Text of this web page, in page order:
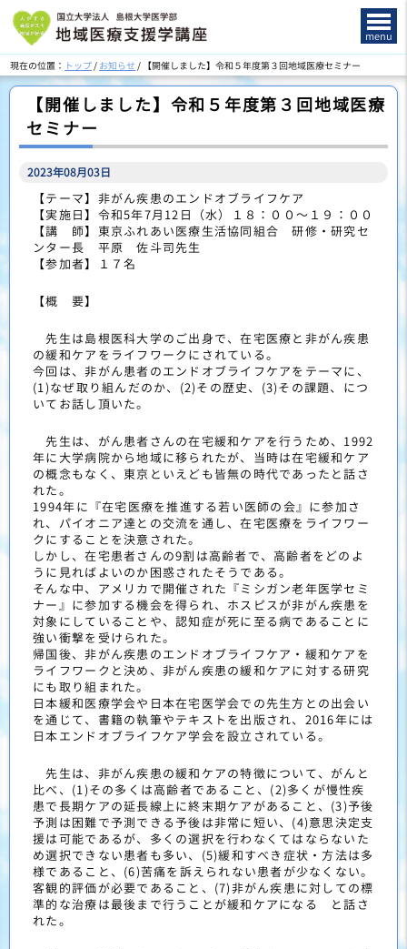
このページの本文へ
menu
現在の位置： トップ/ お知らせ / 【開催しました】令和５年度第３回地域医療セミナー
【開催しました】令和５年度第３回地域医療
セミナー
2023年08月03日
【テーマ】非がん疾患のエンドオブライフケア
【実施日】令和5年7月12日（水）１８：００～１９：００
【講 師】東京ふれあい医療生活協同組合 研修・研究セ
ンター長 平原 佐斗司先生
【参加者】１７名
【概 要】
先生は島根医科大学のご出身で、在宅医療と非がん疾患
の緩和ケアをライフワークにされている。
今回は、非がん患者のエンドオブライフケアをテーマに、
(1)なぜ取り組んだのか、(2)その歴史、(3)その課題、につ
いてお話し頂いた。
先生は、がん患者さんの在宅緩和ケアを行うため、1992
年に大学病院から地域に移られたが、当時は在宅緩和ケア
の概念もなく、東京といえども皆無の時代であったと話さ
れた。
1994年に『在宅医療を推進する若い医師の会』に参加さ
れ、パイオニア達との交流を通し、在宅医療をライフワー
クにすることを決意された。
しかし、在宅患者さんの9割は高齢者で、高齢者をどのよ
うに見ればよいのか困惑されたそうである。
そんな中、アメリカで開催された『ミシガン老年医学セミ
ナー』に参加する機会を得られ、ホスピスが非がん疾患を
対象にしていることや、認知症が死に至る病であることに
強い衝撃を受けられた。
帰国後、非がん疾患のエンドオブライフケア・緩和ケアを
ライフワークと決め、非がん疾患の緩和ケアに対する研究
にも取り組まれた。
日本緩和医療学会や日本在宅医学会での先生方との出会い
を通じて、書籍の執筆やテキストを出版され、2016年には
日本エンドオブライフケア学会を設立されている。
先生は、非がん疾患の緩和ケアの特徴について、がんと
比べ、(1)その多くは高齢者であること、(2)多くが慢性疾
患で長期ケアの延長線上に終末期ケアがあること、(3)予後
予測は困難で予測できる予後は非常に短い、(4)意思決定支
援は可能であるが、多くの選択を行わなくてはならないた
め選択できない患者も多い、(5)緩和すべき症状・方法は多
様であること、(6)苦痛を訴えられない患者が少なくない。
客観的評価が必要であること、(7)非がん疾患に対しての標
準的な治療は最後まで行うことが緩和ケアになる と話さ
れた。